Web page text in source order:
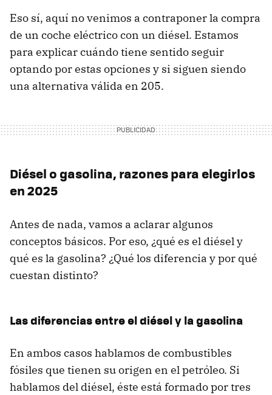
Eso sí, aquí no venimos a contraponer la compra
de un coche eléctrico con un diésel. Estamos
para explicar cuándo tiene sentido seguir
optando por estas opciones y si siguen siendo
una alternativa válida en 205.
Diésel o gasolina, razones para elegirlos
en 2025
Antes de nada, vamos a aclarar algunos
conceptos básicos. Por eso, ¿qué es el diésel y
qué es la gasolina? ¿Qué los diferencia y por qué
cuestan distinto?
Las diferencias entre el diésel y la gasolina
En ambos casos hablamos de combustibles
fósiles que tienen su origen en el petróleo. Si
hablamos del diésel, éste está formado por tres